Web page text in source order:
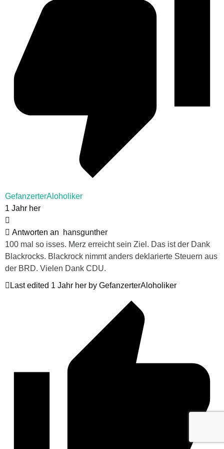
GefanzerterAloholiker
1 Jahr her
Antworten an
hansgunther
100 mal so isses. Merz erreicht sein Ziel. Das ist der Dank
Blackrocks. Blackrock nimmt anders deklarierte Steuern aus
der BRD. Vielen Dank CDU.
Last edited 1 Jahr her by GefanzerterAloholiker